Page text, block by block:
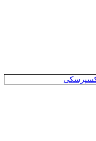
کسپرسکی